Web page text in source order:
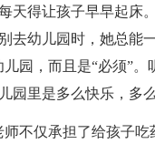
天得让孩子早早起床
去幼儿园时，她总能
园，而且是“必须”
园里是多么快乐，多
不仅承担了给孩子